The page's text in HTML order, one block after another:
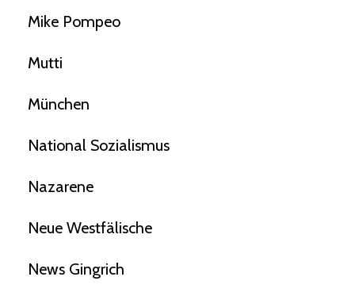
Mike Pompeo
Mutti
München
National Sozialismus
Nazarene
Neue Westfälische
News Gingrich